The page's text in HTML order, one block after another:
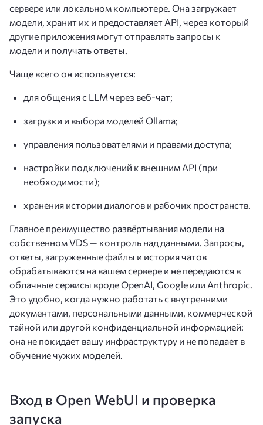
сервере или локальном компьютере. Она загружает
модели, хранит их и предоставляет API, через который
другие приложения могут отправлять запросы к
модели и получать ответы.
Чаще всего он используется:
для общения с LLM через веб-чат;
загрузки и выбора моделей Ollama;
управления пользователями и правами доступа;
настройки подключений к внешним API (при
необходимости);
хранения истории диалогов и рабочих пространств.
Главное преимущество развёртывания модели на
собственном VDS — контроль над данными. Запросы,
ответы, загруженные файлы и история чатов
обрабатываются на вашем сервере и не передаются в
облачные сервисы вроде OpenAI, Google или Anthropic.
Это удобно, когда нужно работать с внутренними
документами, персональными данными, коммерческой
тайной или другой конфиденциальной информацией:
она не покидает вашу инфраструктуру и не попадает в
обучение чужих моделей.
Вход в Open WebUI и проверка
запуска